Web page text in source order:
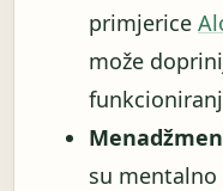
primjerice
može
su